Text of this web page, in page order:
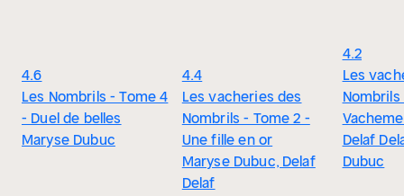
4.6
Les Nombrils - Tome 4
- Duel de belles
Maryse Dubuc
4.4
Les vacheries des
Nombrils - Tome 2 -
Une fille en or
Maryse Dubuc, Delaf
Delaf
4.2
Les
Nombrils
Delaf
Dubuc